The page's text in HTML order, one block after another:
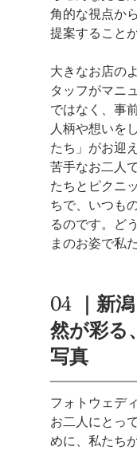
角的な視点か
提案すること
大きなお店の
タッフがマニ
ではなく、事
人柄や想いを
たち」がお迎
苦手なお二人
たちとピクニ
ちで、いつも
るのです。ど
まのお姿で私
04  ｜新
然が彩る
写真
フォトウェデ
お二人にとっ
めに、私たち